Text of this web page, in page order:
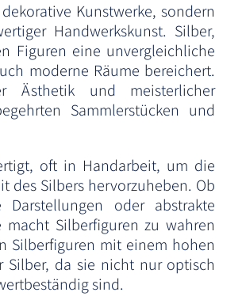
Kunstwerke, sondern
Handwerkskunst. Silber,
Figuren eine unvergleichliche
moderne Räume bereichert.
Ästhetik und meisterlicher
Sammlerstücken und
oft in Handarbeit, um die
des Silbers hervorzuheben. Ob
oder abstrakte
Silberfiguren zu wahren
Silberfiguren mit einem hohen
Silber, da sie nicht nur optisch
sind.